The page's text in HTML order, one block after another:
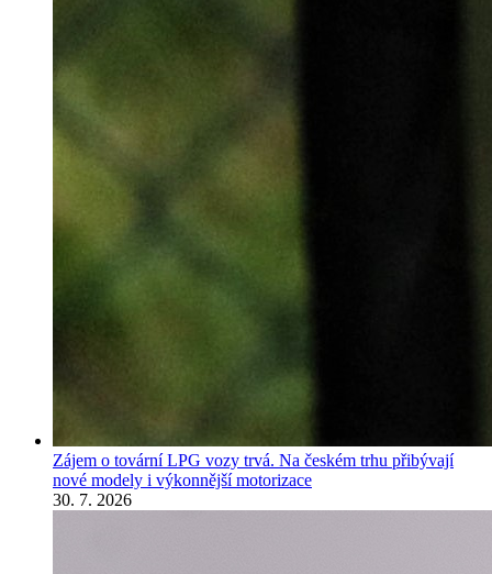
Zájem o tovární LPG vozy trvá. Na českém trhu přibývají
nové modely i výkonnější motorizace
30. 7. 2026